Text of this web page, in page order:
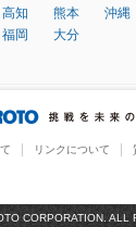
高知
福岡
熊本
大分
沖縄
リンクについて
CORPORATION. ALL